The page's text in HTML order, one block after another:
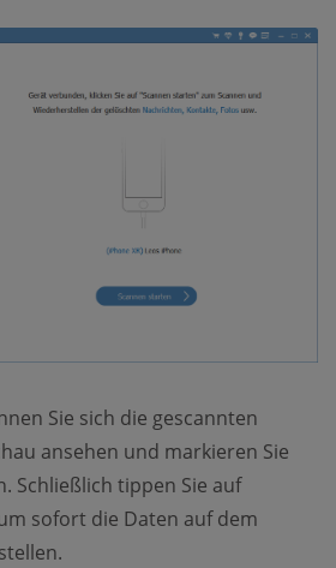
Sie sich die gescannten
ansehen und markieren Sie
Schließlich tippen Sie auf
sofort die Daten auf dem